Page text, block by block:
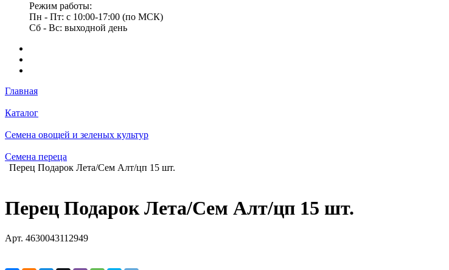
Режим работы:
Пн - Пт: с 10:00-17:00 (по МСК)
Сб - Вс: выходной день
Главная
Каталог
Семена овощей и зеленых культур
Семена переца
Перец Подарок Лета/Сем Алт/цп 15 шт.
Перец Подарок Лета/Сем Алт/цп 15 шт.
Арт. 4630043112949